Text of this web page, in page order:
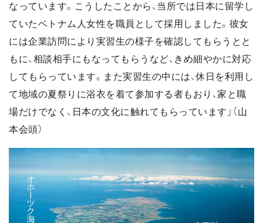
なっています。こうしたことから、当所では日本に留学し
ていたベトナム人女性を職員として採用しました。彼女
には企業訪問により実習生の様子を確認してもらうとと
もに、相談相手にもなってもらうなど、きめ細やかに対応
してもらっています。また実習生の中には、休日を利用し
て地域の夏祭りに浴衣を着て参加する者もおり、家と職
場だけでなく、日本の文化に触れてもらっています」（山
本会頭）